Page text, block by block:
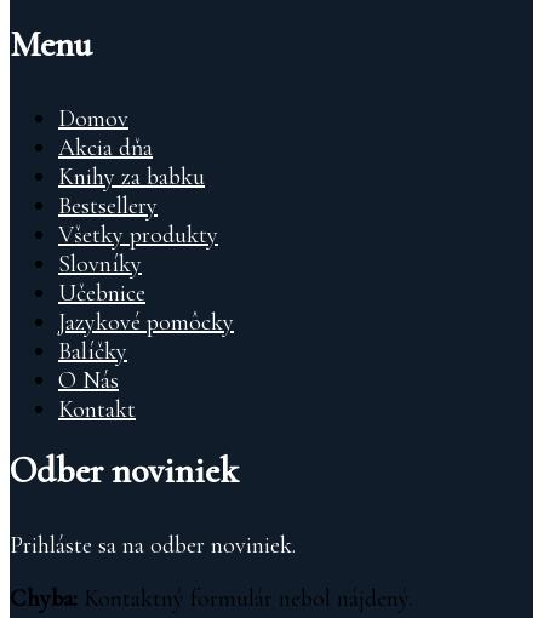
Menu
Domov
Akcia dňa
Knihy za babku
Bestsellery
Všetky produkty
Slovníky
Učebnice
Jazykové pomôcky
Balíčky
O Nás
Kontakt
Odber noviniek
Prihláste sa na odber noviniek.
Chyba: Kontaktný formulár nebol nájdený.